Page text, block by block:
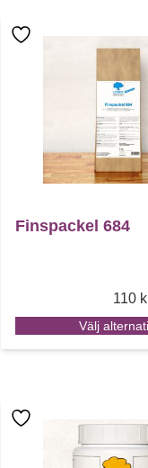
Finspackel 684
110
Välj
Den här
Den här